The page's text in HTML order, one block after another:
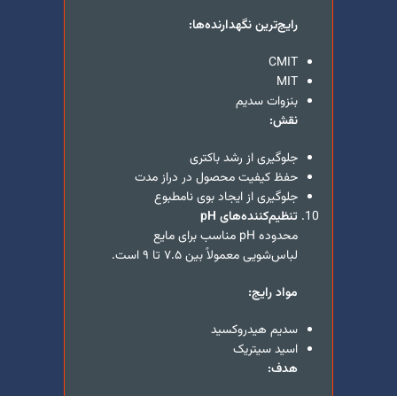
رایج‌ترین نگهدارنده‌ها:
CMIT
MIT
بنزوات سدیم
نقش:
جلوگیری از رشد باکتری
حفظ کیفیت محصول در دراز مدت
جلوگیری از ایجاد بوی نامطبوع
تنظیم‌کننده‌های pH
محدوده pH مناسب برای مایع
لباس‌شویی معمولاً بین ۷.۵ تا ۹ است.
مواد رایج:
سدیم هیدروکسید
اسید سیتریک
هدف: